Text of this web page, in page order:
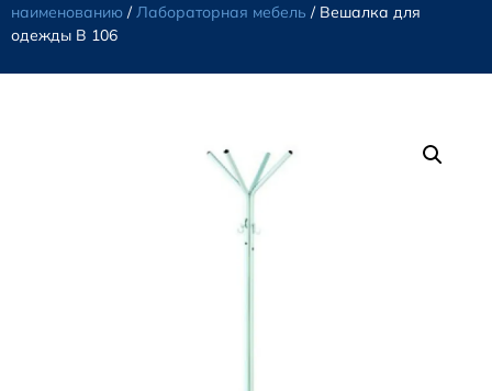
наименованию /Лабораторная мебель / Вешалка для
одежды В 106